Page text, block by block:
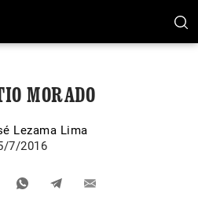
MORADO
Lezama Lima
7/2016